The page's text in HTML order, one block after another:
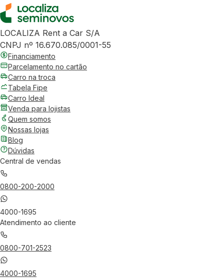
LOCALIZA Rent a Car S/A
CNPJ nº 16.670.085/0001-55
Financiamento
Parcelamento no cartão
Carro na troca
Tabela Fipe
Carro Ideal
Venda para lojistas
Quem somos
Nossas lojas
Blog
Dúvidas
Central de vendas
0800-200-2000
4000-1695
Atendimento ao cliente
0800-701-2523
4000-1695